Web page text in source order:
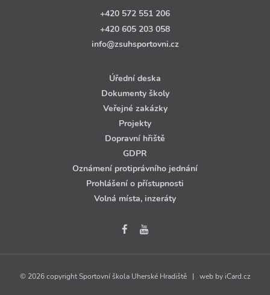
+420 572 551 206
+420 605 203 058
info@zsuhsportovni.cz
Úřední deska
Dokumenty školy
Veřejné zakázky
Projekty
Dopravní hřiště
GDPR
Oznámení protiprávního jednání
Prohlášení o přístupnosti
Volná místa, inzeráty
© 2026 copyright Sportovní škola Uherské Hradiště | web by iCard.cz